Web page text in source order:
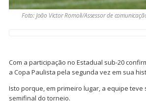
Foto: João Victor Romoli/Assessor de
Com a participação no Estadual sub-20
a Copa Paulista pela segunda vez em sua
Isto porque, em primeiro lugar, a equipe
semifinal do torneio.